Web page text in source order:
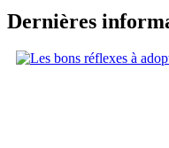
Dernières